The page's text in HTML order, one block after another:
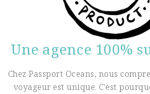
Une agence 100%
Chez Passport Oceans, nous
voyageur est unique. C'est